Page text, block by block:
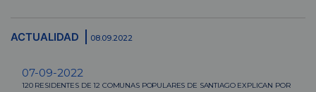
ACTUALIDAD 08.09.2022
07-09-2022
120 RESIDENTES DE 12 COMUNAS POPULARES DE SANTIAGO EXPLICAN POR